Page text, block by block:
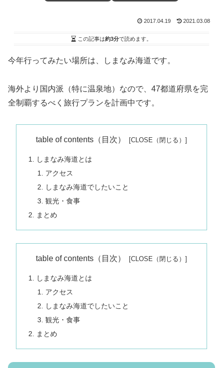
2017.04.19 2021.03.08
この記事は約3分で読めます。
今年行ってみたい場所は、しまなみ海道です。
海外より国内派（特に温泉地）なので、47都道府県を完
全制覇するべく旅行プランを計画中です。
table of contents（目次）
しまなみ海道とは
アクセス
しまなみ海道でしたいこと
観光・食事
まとめ
table of contents（目次）
しまなみ海道とは
アクセス
しまなみ海道でしたいこと
観光・食事
まとめ